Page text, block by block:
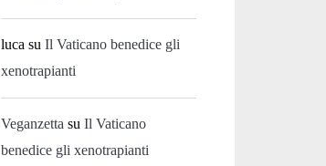
luca suIl Vaticano benedice gli
xenotrapianti
Veganzetta suIl Vaticano
benedice gli xenotrapianti